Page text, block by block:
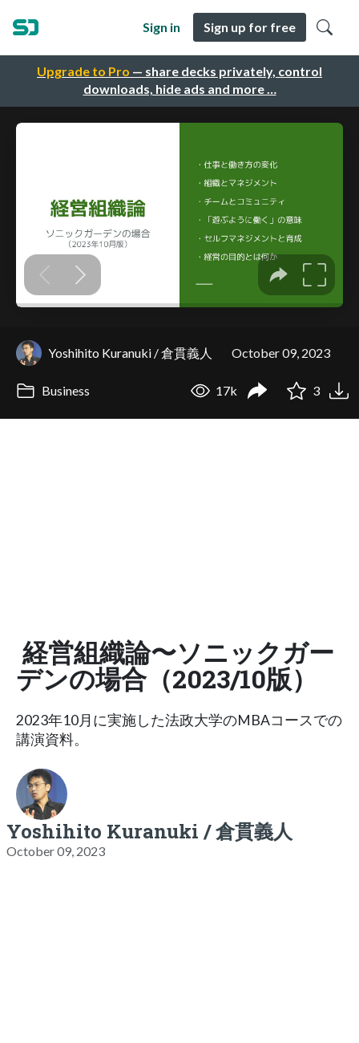
Upgrade to Pro — share decks privately, control
downloads, hide ads and more …
Sign in Sign up for free
Yoshihito Kuranuki / 倉貫義人 October 09, 2023
Business 17k 3
経営組織論〜ソニックガー
デンの場合（2023/10版）
2023年10月に実施した法政大学のMBAコースでの
講演資料。
Yoshihito Kuranuki / 倉貫義人
October 09, 2023